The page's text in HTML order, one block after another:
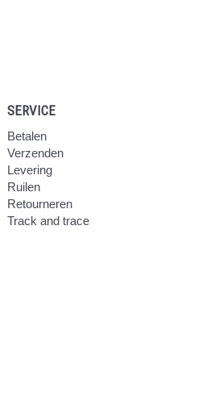
SERVICE
Betalen
Verzenden
Levering
Ruilen
Retourneren
Track and trace